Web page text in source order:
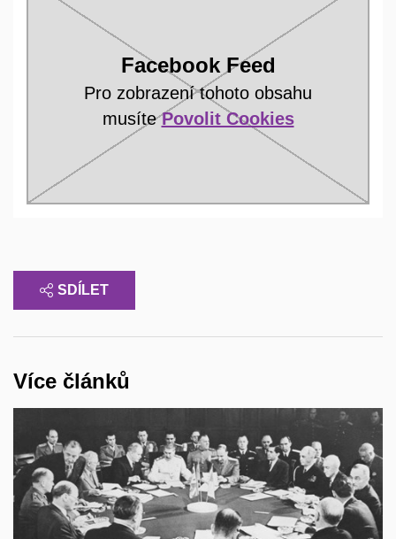
Facebook Feed
Pro zobrazení tohoto obsahu
musítePovolit Cookies
SDÍLET
Více článků